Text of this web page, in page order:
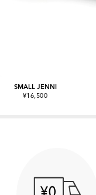
SMALL JENNI
¥16,500